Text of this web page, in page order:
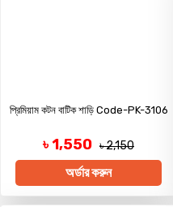
প্রিমিয়াম কটন বাটিক শাড়ি Code-PK-3106
৳ 1,550 ৳ 2,150
অর্ডার করুন